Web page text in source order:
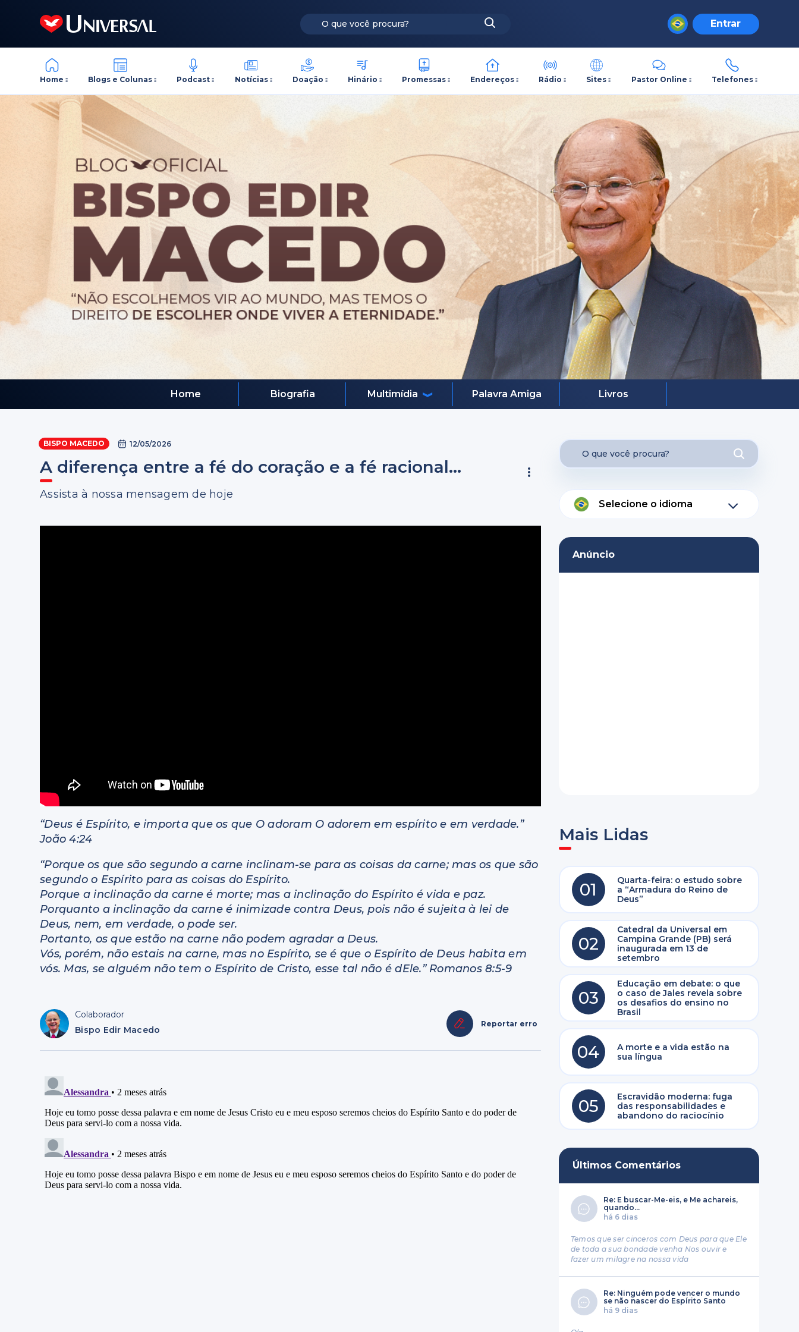
Entrar
Home Blogs e Colunas Podcast Notícias Doação Hinário Promessas Endereços Rádio Sites Pastor Online Telefones
Home Biografia Multimídia Palavra Amiga Livros
BISPO MACEDO 12/05/2026
A diferença entre a fé do coração e a fé racional...
Assista à nossa mensagem de hoje
“Deus é Espírito, e importa que os que O adoram O adorem em espírito e em verdade.”
João 4:24
“Porque os que são segundo a carne inclinam-se para as coisas da carne; mas os que são
segundo o Espírito para as coisas do Espírito.
Porque a inclinação da carne é morte; mas a inclinação do Espírito é vida e paz.
Porquanto a inclinação da carne é inimizade contra Deus, pois não é sujeita à lei de
Deus, nem, em verdade, o pode ser.
Portanto, os que estão na carne não podem agradar a Deus.
Vós, porém, não estais na carne, mas no Espírito, se é que o Espírito de Deus habita em
vós. Mas, se alguém não tem o Espírito de Cristo, esse tal não é dEle.” Romanos 8:5-9
Colaborador
Bispo Edir Macedo
Reportar erro
Selecione o idioma
Anúncio
Mais Lidas
01
Quarta-feira: o estudo sobre
a “Armadura do Reino de
Deus”
02
Catedral da Universal em
Campina Grande (PB) será
inaugurada em 13 de
setembro
03
Educação em debate: o que
o caso de Jales revela sobre
os desafios do ensino no
Brasil
04
A morte e a vida estão na
sua língua
05
Escravidão moderna: fuga
das responsabilidades e
abandono do raciocínio
Últimos Comentários
Re: E buscar-Me-eis, e Me achareis,
quando...
há 6 dias
Temos que ser cinceros com Deus para que Ele
de toda a sua bondade venha Nos ouvir e
fazer um milagre na nossa vida
Re: Ninguém pode vencer o mundo
se não nascer do Espírito Santo
há 9 dias